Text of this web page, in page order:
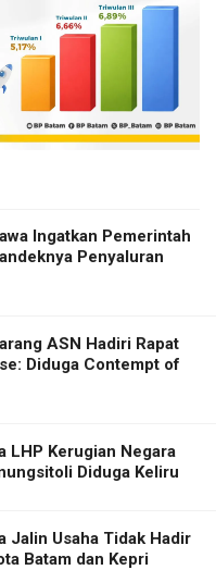
Ingatkan Pemerintah
Penyaluran
ASN Hadiri Rapat
Diduga Contempt of
LHP Kerugian Negara
Diduga Keliru
Jalin Usaha Tidak Hadir
Batam dan Kepri